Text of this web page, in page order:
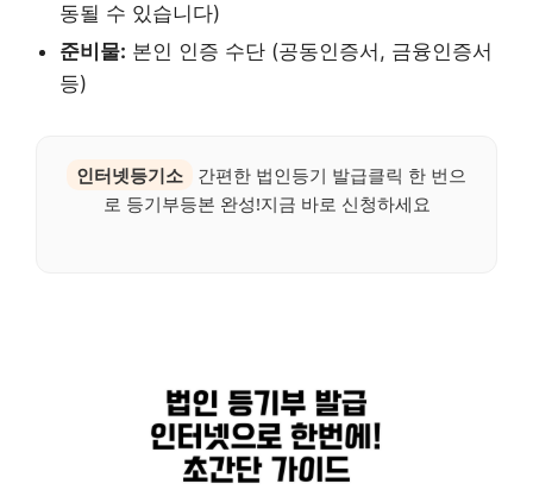
동될 수 있습니다)
준비물: 본인 인증 수단 (공동인증서, 금융인증서
등)
인터넷등기소
간편한 법인등기 발급클릭 한 번으
로 등기부등본 완성!지금 바로 신청하세요